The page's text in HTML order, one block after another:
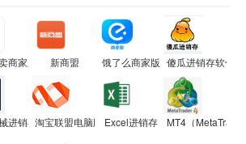
商家版 新商盟 饿了么商家版 傻瓜进销存软件
进销存财务管理系统软件
淘宝联盟电脑版 Excel进销存 MT4（